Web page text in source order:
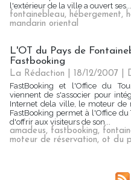
l'extérieur de la ville a ouvert ses...
fontainebleau, hébergement,
mandarin oriental
L'OT du Pays de
Fastbooking
La Rédaction | 18/12/2007
FastBooking et l'Office du
viennent de s'associer pour
Internet dela ville, le moteur de
FastBooking permet à l'Office
d'offrir aux visiteurs de son...
amadeus, fastbooking,
moteur de réservation, ot du